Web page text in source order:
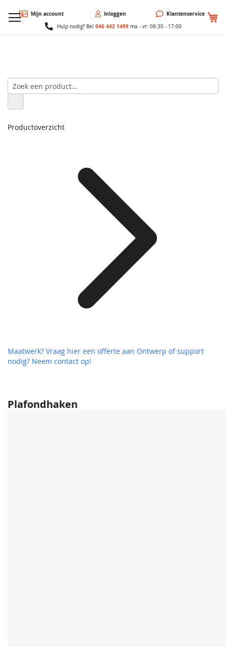
Mijn account Inloggen Klantenservice
Hulp nodig? Bel 046 442 1499ma - vr: 08:30 - 17:00
Plafondhaken
Productoverzicht
Maatwerk? Vraag hier een offerte aan Ontwerp of support
nodig? Neem contact op!